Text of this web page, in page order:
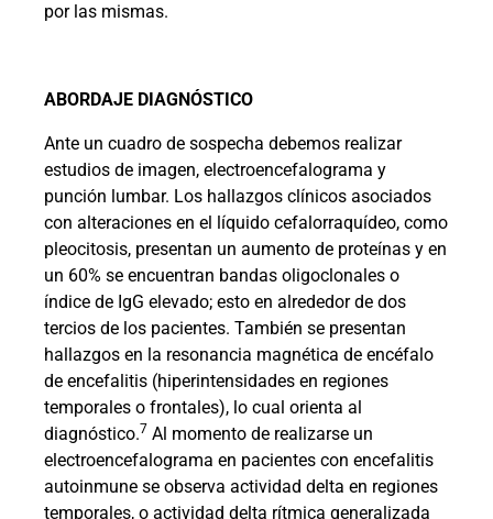
por las mismas.
ABORDAJE DIAGNÓSTICO
Ante un cuadro de sospecha debemos realizar
estudios de imagen, electroencefalograma y
punción lumbar. Los hallazgos clínicos asociados
con alteraciones en el líquido cefalorraquídeo, como
pleocitosis, presentan un aumento de proteínas y en
un 60% se encuentran bandas oligoclonales o
índice de IgG elevado; esto en alrededor de dos
tercios de los pacientes. También se presentan
hallazgos en la resonancia magnética de encéfalo
de encefalitis (hiperintensidades en regiones
temporales o frontales), lo cual orienta al
diagnóstico.7 Al momento de realizarse un
electroencefalograma en pacientes con encefalitis
autoinmune se observa actividad delta en regiones
temporales, o actividad delta rítmica generalizada